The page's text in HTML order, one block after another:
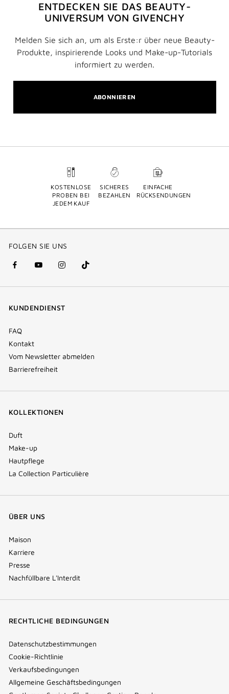
ENTDECKEN SIE DAS BEAUTY-
UNIVERSUM VON GIVENCHY
Melden Sie sich an, um als Erste:r über neue Beauty-
Produkte, inspirierende Looks und Make-up-Tutorials
informiert zu werden.
ABONNIEREN
KOSTENLOSE
PROBEN BEI
JEDEM KAUF
SICHERES
BEZAHLEN
EINFACHE
RÜCKSENDUNGEN
FOLGEN SIE UNS
facebook
(new
youtube
(new
instagram
(new
Tik
Tok
KUNDENDIENST
FAQ
Kontakt
Vom Newsletter abmelden
Barrierefreiheit
KOLLEKTIONEN
Duft
Make-up
Hautpflege
La Collection Particulière
ÜBER UNS
Maison
Karriere
Presse
Nachfüllbare L'Interdit
RECHTLICHE BEDINGUNGEN
Datenschutzbestimmungen
Cookie-Richtlinie
Verkaufsbedingungen
Allgemeine Geschäftsbedingungen